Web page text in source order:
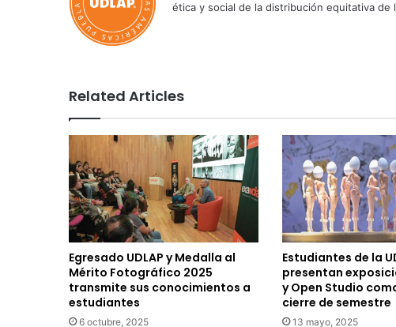
ética y social de la distribución equitativa de
Related Articles
Egresado UDLAP y Medalla al
Mérito Fotográfico 2025
transmite sus conocimientos a
estudiantes
6 octubre, 2025
Estudiantes de la
presentan
y Open Studio
cierre de semestre
13 mayo, 2025